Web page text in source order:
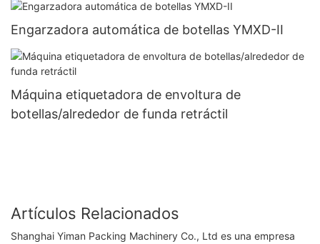
Engarzadora automática de botellas YMXD-II
Máquina etiquetadora de envoltura de
botellas/alrededor de funda retráctil
Artículos Relacionados
Shanghai Yiman Packing Machinery Co., Ltd es una empresa